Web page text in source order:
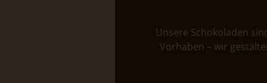
Unsere Schokoladen
Vorhaben – wir